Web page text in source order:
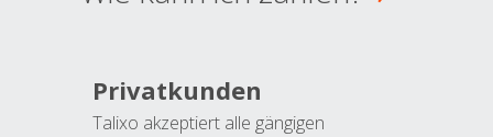
Privatkunden
Talixo akzeptiert alle gängigen